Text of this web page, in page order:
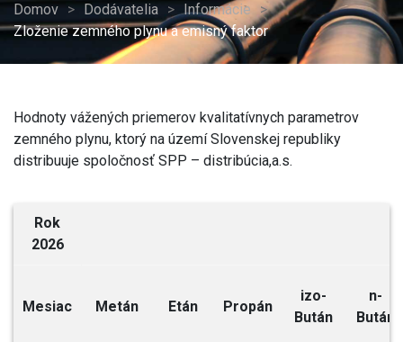
Domov > Dodávatelia > Informácie >
Zloženie zemného plynu a emisný faktor
Hodnoty vážených priemerov kvalitatívnych parametrov
zemného plynu, ktorý na území Slovenskej republiky
distribuuje spoločnosť SPP – distribúcia,a.s.
Rok
2026
Mesiac Metán Etán Propán
izo-
Bután
n-
Bután